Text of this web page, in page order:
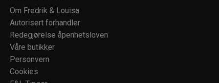
Om Fredrik & Louisa
Autorisert forhandler
Redegjørelse åpenhetsloven
Våre butikker
Personvern
Cookies